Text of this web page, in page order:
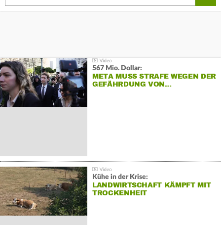
567 Mio. Dollar:
META MUSS STRAFE WEGEN DER
GEFÄHRDUNG VON…
Kühe in der Krise:
LANDWIRTSCHAFT KÄMPFT MIT
TROCKENHEIT